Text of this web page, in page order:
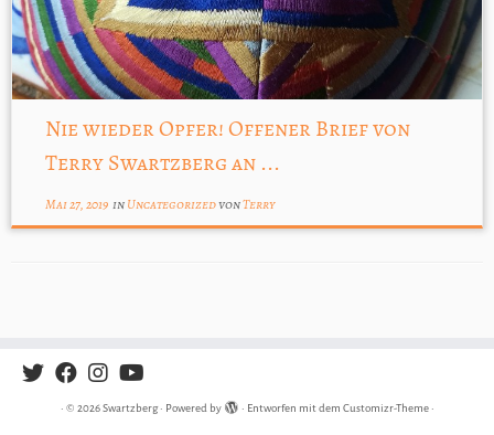
Nie wieder Opfer! Offener Brief von
Terry Swartzberg an ...
Mai 27, 2019inUncategorizedvonTerry
· © 2026 Swartzberg· Powered by · Entworfen mit dem Customizr-Theme·